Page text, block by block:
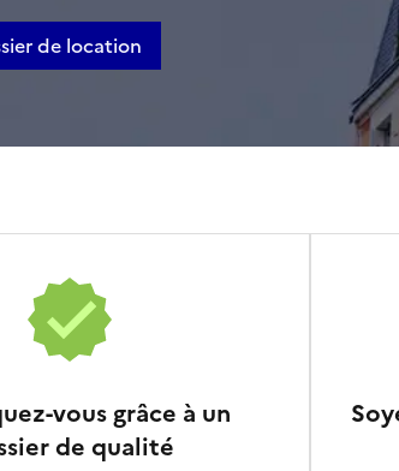
de location
vous grâce à un
de qualité